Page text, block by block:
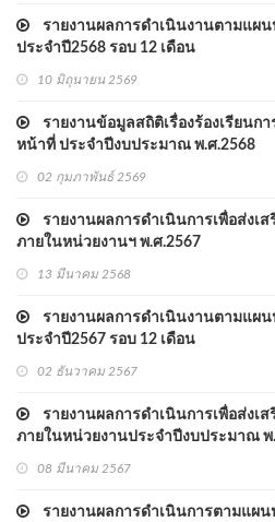
รายงานผลการดำเนินงานตามแผ
ประจำปี2568 รอบ 12 เดือน
10 มิถุนายน 2569
รายงานข้อมูลสถิติเรื่องร้องเรียนก
หน้าที่ ประจำปีงบประมาณ พ.ศ.2568
02 กุมภาพันธ์ 2569
รายงานผลการดำเนินการเพื่อส่งเ
ภายในหน่วยงานฯ พ.ศ.2567
13 มีนาคม 2568
รายงานผลการดำเนินงานตามแผ
ประจำปี2567 รอบ 12 เดือน
02 ธันวาคม 2567
รายงานผลการดำเนินการเพื่อส่งเ
ภายในหน่วยงานประจำปีงบประมาณ พ
08 มีนาคม 2567
รายงานผลการดำเนินการตามแผน